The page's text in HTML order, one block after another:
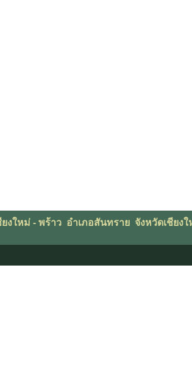
ใหม่ - พร้าว อำเภอสันทราย จังหวัดเชียง